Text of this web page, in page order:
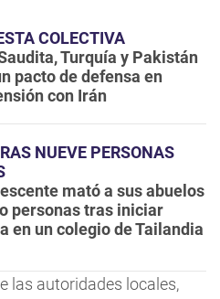
COLECTIVA
Turquía y Pakistán
pacto de defensa en
con Irán
NUEVE PERSONAS
mató a sus abuelos
personas tras iniciar
en un colegio de Tailandia
las autoridades locales,